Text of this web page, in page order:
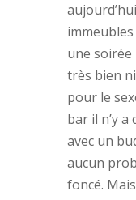
une
très bien
pour le
bar il n’y
avec un
aucun
foncé.